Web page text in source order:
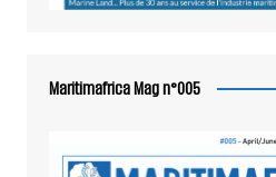
Maritimafrica Mag n°005